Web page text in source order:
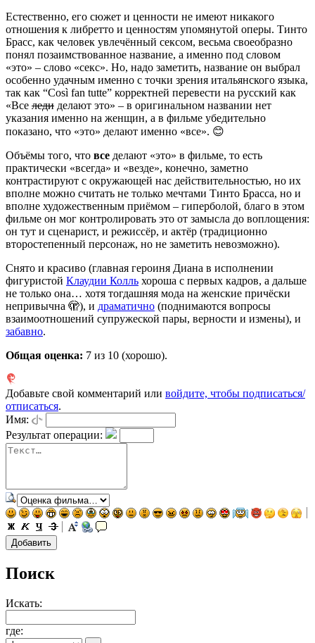
Естественно, его сюжет и ценности не имеют никакого
отношения к либретто и ценностям упомянутой оперы. Тинто
Брасс, как человек увлечённый сексом, весьма своеобразно
понял позаимствованное название, а именно под словом
«это» – слово «секс». Но, надо заметить, название он выбрал
особенно удачным именно с точки зрения итальянского языка,
так как “Così fan tutte” корректней перевести на русский как
«Все леди делают это» – в оригинальном названии нет
указания именно на женщин, а в фильме убедительно
показано, что «это» делают именно «все». 😊
Объёмы того, что все делают «это» в фильме, то есть
практически «всегда» и «везде», конечно, заметно
контрастируют с окружающей нас действительностью, но их
вполне можно считать не только мечтами Тинто Брасса, но и
вполне художественным приёмом – гиперболой, благо в этом
фильме он мог контролировать это от замысла до воплощения:
он тут и сценарист, и режиссёр, и актёр (традиционно
второстепенный персонаж, но не заметить невозможно).
Снято и красиво (главная героиня Диана в исполнении
фигуристой Клаудии Колль хороша с первых кадров, а дальше
не только она… хотя тогдашняя мода на женские причёски
непривычна 🫣), и драматично (поднимаются вопросы
взаимоотношений супружеской пары, верности и измены), и
забавно.
Общая оценка: 7 из 10 (хорошо).
Добавьте свой комментарий или войдите, чтобы подписаться/
отписаться.
Имя:
Результат операции:
Поиск
Искать:
где: